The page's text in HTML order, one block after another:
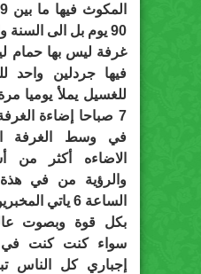
90 يوم بل الى السنة والسنتين
غرفة ليس بها حمام
فيها جردلين واحد
للغسيل يملأ يوميا
7 صباحا إضاءة
في وسط الغرفة
الاضاءه أكثر من
والرؤية من في
الساعة 6 ياتي
بكل قوة وبصوت
سواء كنت كنت في
إجباري كل الناس